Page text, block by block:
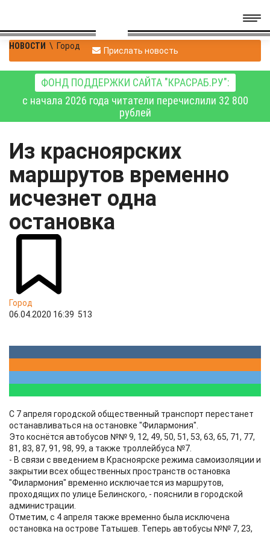
НОВОСТИ \ Город Прислать новость
ФОНД ПОДДЕРЖКИ САЙТА "КРАСРАБ.РУ":
с начала 2026 года читатели перечислили 32 800
рублей
Из красноярских
маршрутов временно
исчезнет одна
остановка
Город
06.04.2020 16:39 513
С 7 апреля городской общественный транспорт перестанет
останавливаться на остановке "Филармония".
Это коснётся автобусов №№ 9, 12, 49, 50, 51, 53, 63, 65, 71, 77,
81, 83, 87, 91, 98, 99, а также троллейбуса №7.
- В связи с введением в Красноярске режима самоизоляции и
закрытии всех общественных пространств остановка
"Филармония" временно исключается из маршрутов,
проходящих по улице Белинского, - пояснили в городской
администрации.
Отметим, с 4 апреля также временно была исключена
остановка на острове Татышев. Теперь автобусы №№ 7, 23,